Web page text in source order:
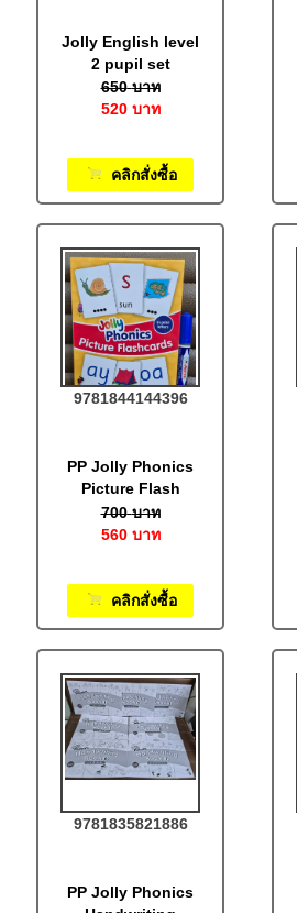
Jolly English level
2 pupil set
650 บาท
520 บาท
คลิกสั่งซื้อ
9781844144396
PP Jolly Phonics
Picture Flash
Cards: In Print
Letters
700 บาท
560 บาท
คลิกสั่งซื้อ
9781835821886
PP Jolly Phonics